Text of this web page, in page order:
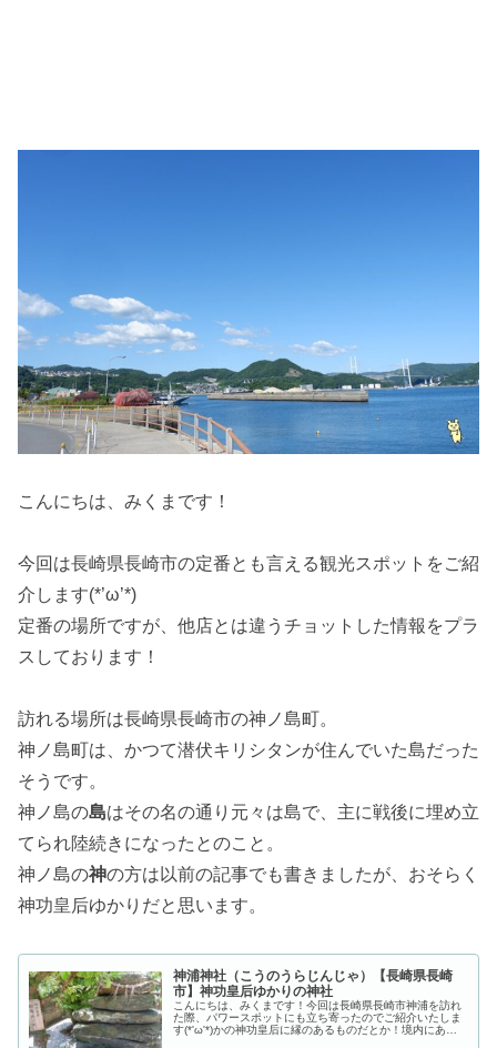
こんにちは、みくまです！
今回は長崎県長崎市の定番とも言える観光スポットをご紹
介します(*’ω’*)
定番の場所ですが、他店とは違うチョットした情報をプラ
スしております！
訪れる場所は長崎県長崎市の神ノ島町。
神ノ島町は、かつて潜伏キリシタンが住んでいた島だった
そうです。
神ノ島の島はその名の通り元々は島で、主に戦後に埋め立
てられ陸続きになったとのこと。
神ノ島の神の方は以前の記事でも書きましたが、おそらく
神功皇后ゆかりだと思います。
神浦神社（こうのうらじんじゃ）【長崎県長崎
市】神功皇后ゆかりの神社
こんにちは、みくまです！今回は長崎県長崎市神浦を訪れ
た際、パワースポットにも立ち寄ったのでご紹介いたしま
す(*'ω'*)かの神功皇后に縁のあるものだとか！境内にある